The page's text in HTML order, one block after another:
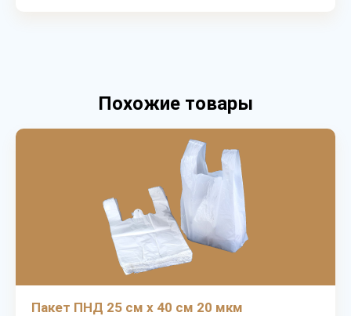
Похожие товары
Пакет ПНД 25 см х 40 см 20 мкм